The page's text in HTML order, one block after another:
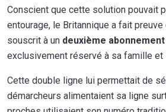
Conscient que cette solution pouvait
entourage, le Britannique a fait preuve
souscrit à un deuxième
exclusivement réservé à sa famille et
Cette double ligne lui permettait de
démarcheurs alimentaient sa ligne